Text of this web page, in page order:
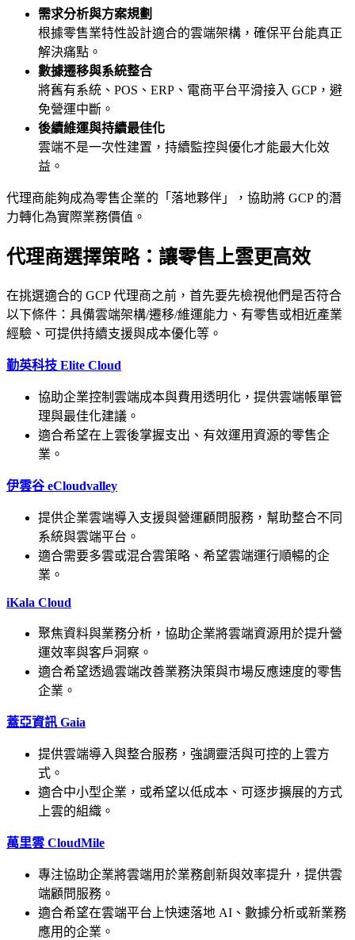
需求分析與方案規劃
根據零售業特性設計適合的雲端架構，確保平台能真正
解決痛點。
數據遷移與系統整合
將舊有系統、POS、ERP、電商平台平滑接入 GCP，避
免營運中斷。
後續維運與持續最佳化
雲端不是一次性建置，持續監控與優化才能最大化效
益。
代理商能夠成為零售企業的「落地夥伴」，協助將 GCP 的潛
力轉化為實際業務價值。
代理商選擇策略：讓零售上雲更高效
在挑選適合的 GCP 代理商之前，首先要先檢視他們是否符合
以下條件：具備雲端架構/遷移/維運能力、有零售或相近產業
經驗、可提供持續支援與成本優化等。
勤英科技 Elite Cloud
協助企業控制雲端成本與費用透明化，提供雲端帳單管
理與最佳化建議。
適合希望在上雲後掌握支出、有效運用資源的零售企
業。
伊雲谷 eCloudvalley
提供企業雲端導入支援與營運顧問服務，幫助整合不同
系統與雲端平台。
適合需要多雲或混合雲策略、希望雲端運行順暢的企
業。
iKala Cloud
聚焦資料與業務分析，協助企業將雲端資源用於提升營
運效率與客戶洞察。
適合希望透過雲端改善業務決策與市場反應速度的零售
企業。
蓋亞資訊 Gaia
提供雲端導入與整合服務，強調靈活與可控的上雲方
式。
適合中小型企業，或希望以低成本、可逐步擴展的方式
上雲的組織。
萬里雲 CloudMile
專注協助企業將雲端用於業務創新與效率提升，提供雲
端顧問服務。
適合希望在雲端平台上快速落地 AI、數據分析或新業務
應用的企業。